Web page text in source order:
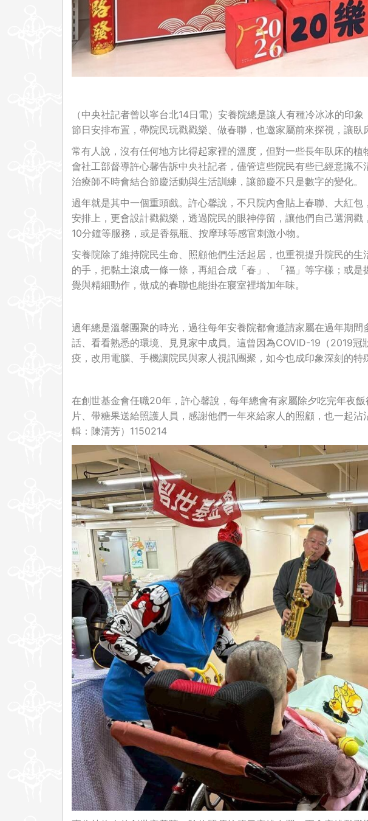
（中央社記者曾以寧台北14日電）安養院總是讓人有種冷冰冰的印
節日安排布置，帶院民玩戳戳樂、做春聯，也邀家屬前來探視，讓臥
常有人說，沒有任何地方比得起家裡的溫度，但對一些長年臥床的
會社工部督導許心馨告訴中央社記者，儘管這些院民有些已經意識
治療師不時會結合節慶活動與生活訓練，讓節慶不只是數字的變化。
過年就是其中一個重頭戲。許心馨說，不只院內會貼上春聯、大紅
安排上，更會設計戳戳樂，透過院民的眼神停留，讓他們自己選洞
10分鐘等服務，或是香氛瓶、按摩球等感官刺激小物。
安養院除了維持院民生命、照顧他們生活起居，也重視提升院民的
的手，把黏土滾成一條一條，再組合成「春」、「福」等字樣；或
覺與精細動作，做成的春聯也能掛在寢室裡增加年味。
過年總是溫馨團聚的時光，過往每年安養院都會邀請家屬在過年期
話、看看熟悉的環境、見見家中成員。這曾因為COVID-19（2019
疫，改用電腦、手機讓院民與家人視訊團聚，如今也成印象深刻的特
在創世基金會任職20年，許心馨說，每年總會有家屬除夕吃完年夜
片、帶糖果送給照護人員，感謝他們一年來給家人的照顧，也一起
輯：陳清芳）1150214